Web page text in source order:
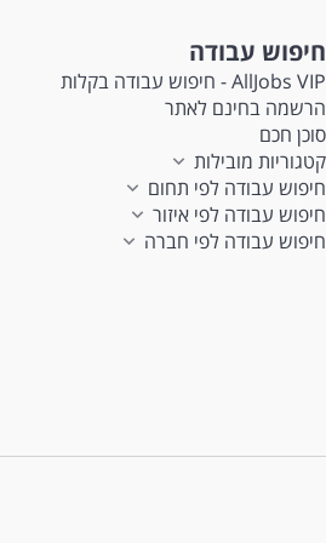
חיפוש עבודה
AllJobs VIP - חיפוש עבודה בקלות
הרשמה בחינם לאתר
סוכן חכם
קטגוריות מובילות
חיפוש עבודה לפי תחום
חיפוש עבודה לפי איזור
חיפוש עבודה לפי חברה